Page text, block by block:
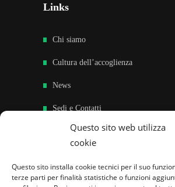
Questo sito web utilizza
cookie
Questo sito installa cookie tecnici per il suo
terze parti per finalità statistiche o funzioni
Links
Chi siamo
Cultura dell’accoglienza
News
Sedi e Contatti
Sostieni